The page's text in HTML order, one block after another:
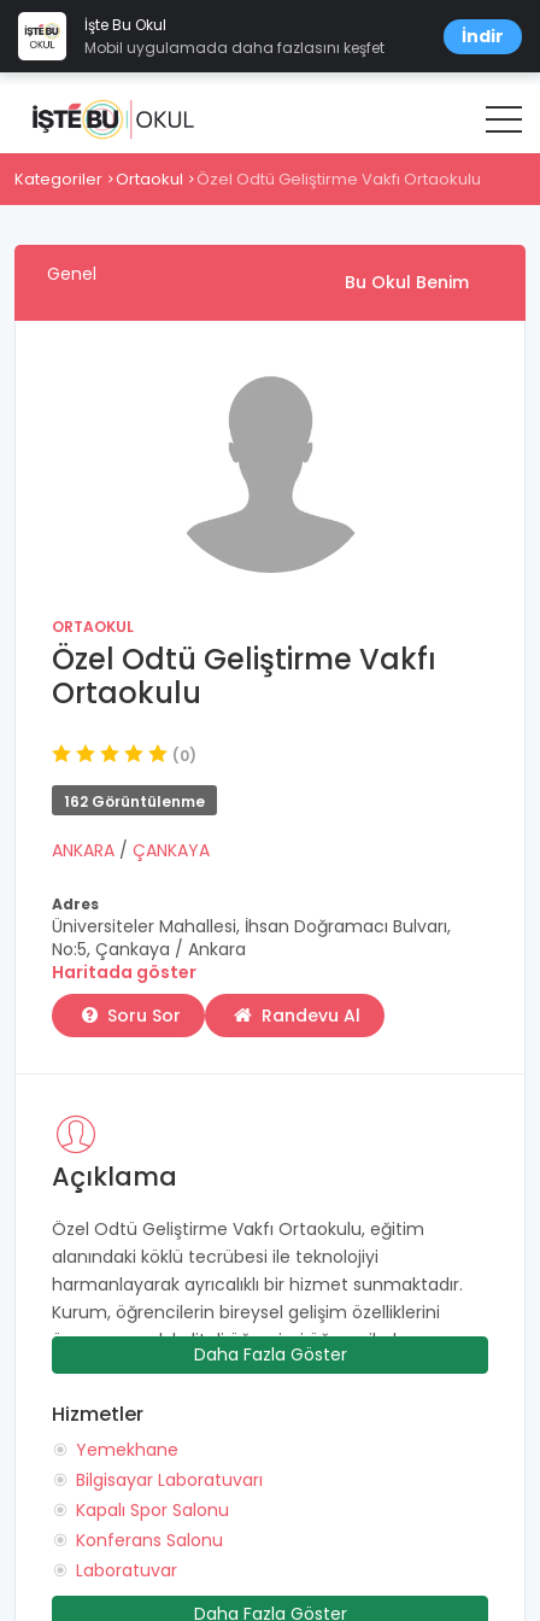
İşte Bu Okul
Mobil uygulamada daha fazlasını keşfet
İndir
Kategoriler Ortaokul Özel Odtü Geliştirme Vakfı Ortaokulu
Genel Bu Okul Benim
ORTAOKUL
Özel Odtü Geliştirme Vakfı
Ortaokulu
(0)
162 Görüntülenme
ANKARA / ÇANKAYA
Adres
Üniversiteler Mahallesi, İhsan Doğramacı Bulvarı,
No:5, Çankaya / Ankara
Haritada göster
Soru Sor
Randevu Al
Açıklama
Özel Odtü Geliştirme Vakfı Ortaokulu, eğitim
alanındaki köklü tecrübesi ile teknolojiyi
harmanlayarak ayrıcalıklı bir hizmet sunmaktadır.
Kurum, öğrencilerin bireysel gelişim özelliklerini
önemseyerek kaliteli öğrenimi öğrencilerle
buluşturmaktadır. Çok yönlü bir eğitim hizmeti
alanlarında donanımlı ve uzman akademisyen
kadrosu ile öğrencilere ayrıcalıklı bir öğrenim ortamı
oluşturmaktadır. Kurum, 21. yüzyıl gereksinimleri
doğrultusunda çeşitlendirdiği eğitim modelleri ile
öğrenim sunmaktadır. Ortaokul seviyesi öğrenciler
için önemli bir dönem niteliğindedir. Özel Odtü
Geliştirme Vakfı Ortaokulu, psikolojik danışmanlık ve
Daha Fazla Göster
Hizmetler
Yemekhane
Bilgisayar Laboratuvarı
Kapalı Spor Salonu
Konferans Salonu
Laboratuvar
Daha Fazla Göster